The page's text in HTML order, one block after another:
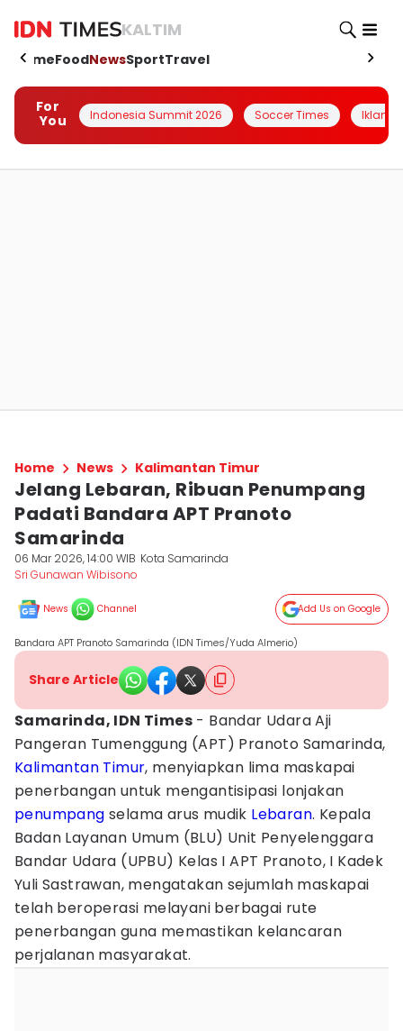
KALTIM
HomeFoodNewsSportTravel
For
You
Indonesia Summit 2026 Soccer Times Iklanin
Home News Kalimantan Timur
Jelang Lebaran, Ribuan Penumpang
Padati Bandara APT Pranoto
Samarinda
06 Mar 2026, 14:00 WIB Kota Samarinda
Sri Gunawan Wibisono
News Channel Add Us on Google
Bandara APT Pranoto Samarinda (IDN Times/Yuda Almerio)
Share Article
Samarinda, IDN Times - Bandar Udara Aji
Pangeran Tumenggung (APT) Pranoto Samarinda,
Kalimantan Timur, menyiapkan lima maskapai
penerbangan untuk mengantisipasi lonjakan
penumpang selama arus mudik Lebaran. Kepala
Badan Layanan Umum (BLU) Unit Penyelenggara
Bandar Udara (UPBU) Kelas I APT Pranoto, I Kadek
Yuli Sastrawan, mengatakan sejumlah maskapai
telah beroperasi melayani berbagai rute
penerbangan guna memastikan kelancaran
perjalanan masyarakat.